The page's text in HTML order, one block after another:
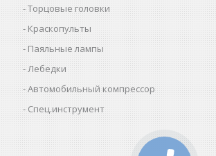
Торцовые головки
Краскопульты
Паяльные лампы
Лебедки
Автомобильный компрессор
Спец.инструмент